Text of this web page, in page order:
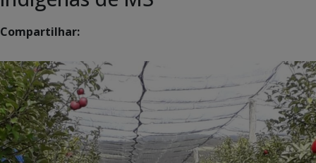
Compartilhar: